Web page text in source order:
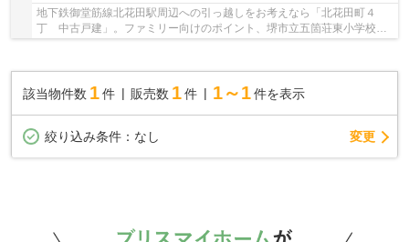
地下鉄御堂筋線北花田駅周辺への引っ越しをお考えなら「北花田町４
丁 中古戸建」。ファミリー向けのポイント、堺市立五箇荘東小学校が
徒歩10分のところにあります。足の不自由な人も...
該当物件数 1件 販売数 1 件 1～1 件を表示
絞り込み条件： なし 変更